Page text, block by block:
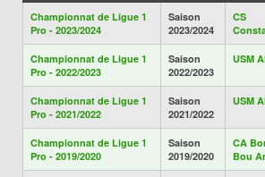
Championnat de Ligue 1
Pro - 2023/2024
Saison
2023/2024
CS
Championnat de Ligue 1
Pro - 2022/2023
Saison
2022/2023
USM
Championnat de Ligue 1
Pro - 2021/2022
Saison
2021/2022
USM
Championnat de Ligue 1
Pro - 2019/2020
Saison
2019/2020
CA
Bou